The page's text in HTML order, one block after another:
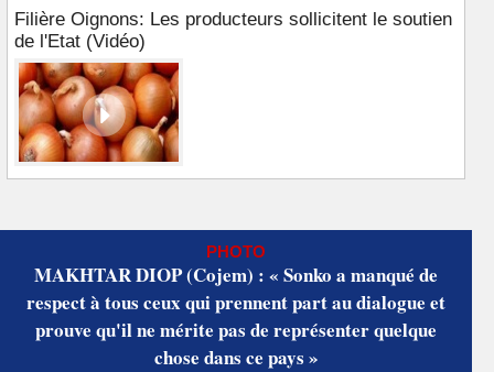
Filière Oignons: Les producteurs sollicitent le soutien
de l'Etat (Vidéo)
PHOTO
MAKHTAR DIOP (Cojem) : « Sonko a manqué de
respect à tous ceux qui prennent part au dialogue et
prouve qu'il ne mérite pas de représenter quelque
chose dans ce pays »